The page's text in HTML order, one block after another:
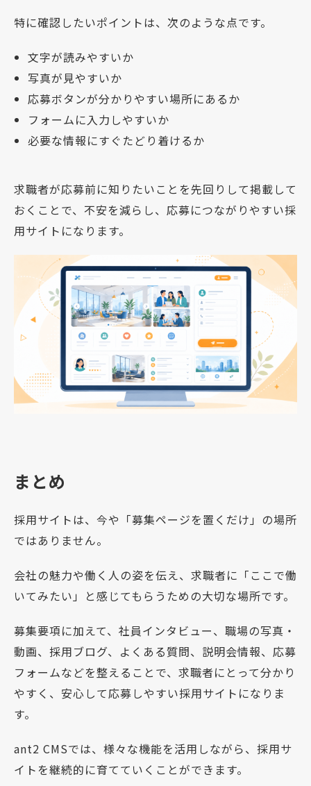
特に確認したいポイントは、次のような点です。
文字が読みやすいか
写真が見やすいか
応募ボタンが分かりやすい場所にあるか
フォームに入力しやすいか
必要な情報にすぐたどり着けるか
求職者が応募前に知りたいことを先回りして掲載して
おくことで、不安を減らし、応募につながりやすい採
用サイトになります。
まとめ
採用サイトは、今や「募集ページを置くだけ」の場所
ではありません。
会社の魅力や働く人の姿を伝え、求職者に「ここで働
いてみたい」と感じてもらうための大切な場所です。
募集要項に加えて、社員インタビュー、職場の写真・
動画、採用ブログ、よくある質問、説明会情報、応募
フォームなどを整えることで、求職者にとって分かり
やすく、安心して応募しやすい採用サイトになりま
す。
ant2 CMSでは、様々な機能を活用しながら、採用サ
イトを継続的に育てていくことができます。